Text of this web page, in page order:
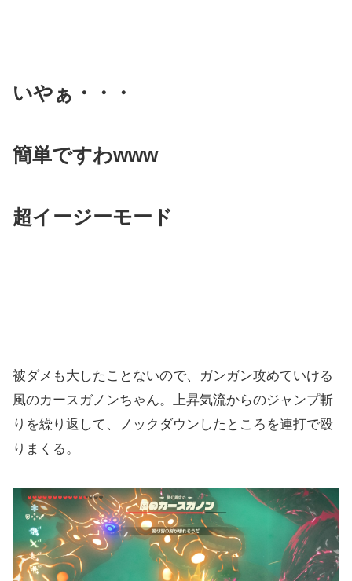
いやぁ・・・
簡単ですわwww
超イージーモード
被ダメも大したことないので、ガンガン攻めていける
風のカースガノンちゃん。上昇気流からのジャンプ斬
りを繰り返して、ノックダウンしたところを連打で殴
りまくる。